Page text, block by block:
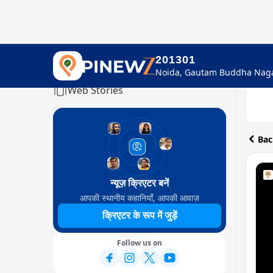
201301
Home
Web Stories
न्यूज़ क्रिएटर बनें
आपकी स्थानीय कहानियाँ, आपकी आवाज़
क्रिएटर के रूप में जुड़ें
Follow us on